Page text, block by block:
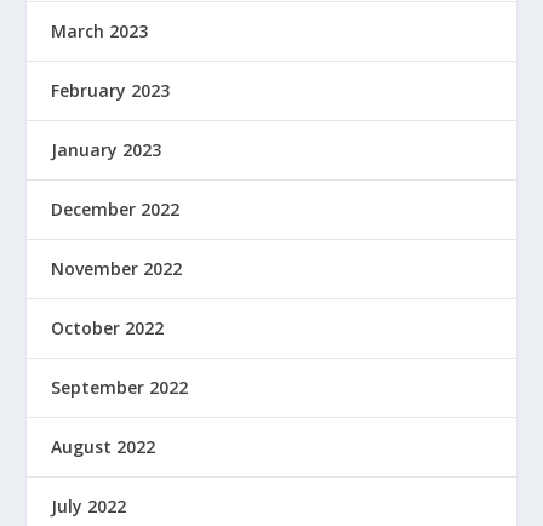
March 2023
February 2023
January 2023
December 2022
November 2022
October 2022
September 2022
August 2022
July 2022